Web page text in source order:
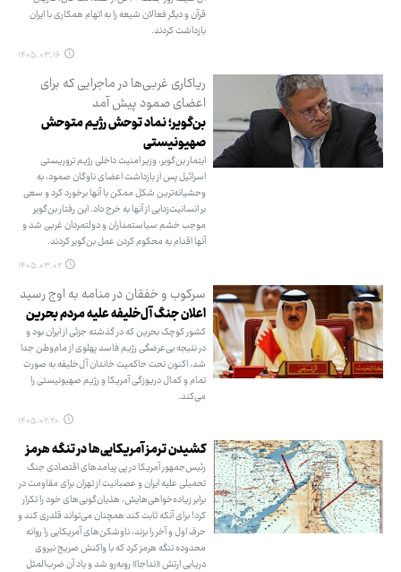
قرآن و دیگر فعالان شیعه را به اتهام همکاری با ایران
بازداشت کردند.
۱۴۰۵.۰۳.۱۶
ریاکاری غربی‌ها در ماجرایی که برای
اعضای صمود پیش آمد
بن‌گویر؛ نماد توحش رژیم متوحش
صهیونیستی
ایتمار بن‌گویر، وزیر امنیت داخلی رژیم تروریستی
اسرائیل پس از بازداشت اعضای ناوگان صمود، به
وحشیانه‌ترین شکل ممکن با آنها برخورد کرد و سعی
بر انسانیت‌زدایی از آنها به خرج داد. این رفتار بن‌گویر
موجب خشم سیاستمداران و دولتمردان غربی شد و
آنها اقدام به محکوم کردن عمل بن‌گویر کردند.
۱۴۰۵.۰۳.۰۲
سرکوب و خفقان در منامه به اوج رسید
اعلان جنگ آل‌خلیفه علیه مردم بحرین
کشور کوچک بحرین که در گذشته جزئی از ایران بود و
در نتیجه بی‌عرضگی رژیم فاسد پهلوی از مام‌وطن جدا
شد، اکنون تحت حاکمیت خاندان آل‌خلیفه به صورت
تمام و کمال دریوزگی آمریکا و رژیم صهیونیستی را
می‌کند.
۱۴۰۵.۰۲.۲۰
کشیدن ترمز آمریکایی‌ها در تنگه هرمز
رئیس‌جمهور آمریکا در پی پیامدهای اقتصادی جنگ
تحمیلی علیه ایران و عصبانیت از تهران برای مقاومت در
برابر زیاده‌خواهی‌هایش، هذیان‌گویی‌های خود را تکرار
کرد! برای آنکه ثابت کند همچنان می‌تواند قلدری کند و
حرف اول و آخر را بزند، ناوشکن‌های آمریکایی را روانه
محدوده تنگه هرمز کرد که با واکنش صریح نیروی
دریایی ارتش «نداجا» روبه‌رو شد و یاد آن ضرب‌المثل